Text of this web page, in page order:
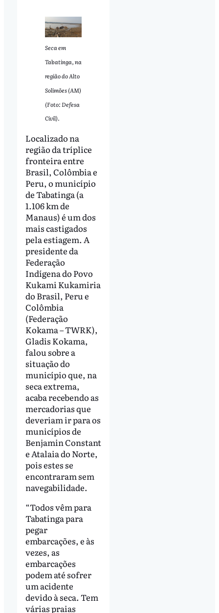
Seca em
Tabatinga, na
região do Alto
Solimões (AM)
(Foto: Defesa
Civil).
Localizado na
região da tríplice
fronteira entre
Brasil, Colômbia e
Peru, o município
de Tabatinga (a
1.106 km de
Manaus) é um dos
mais castigados
pela estiagem. A
presidente da
Federação
Indígena do Povo
Kukami Kukamiria
do Brasil, Peru e
Colômbia
(Federação
Kokama – TWRK),
Gladis Kokama,
falou sobre a
situação do
município que, na
seca extrema,
acaba recebendo as
mercadorias que
deveriam ir para os
municípios de
Benjamin Constant
e Atalaia do Norte,
pois estes se
encontraram sem
navegabilidade.
“Todos vêm para
Tabatinga para
pegar
embarcações, e às
vezes, as
embarcações
podem até sofrer
um acidente
devido à seca. Tem
várias praias